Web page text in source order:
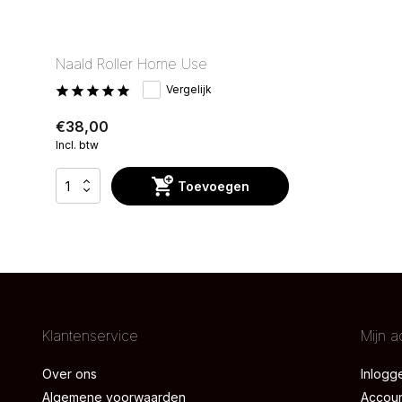
Naald Roller Home Use
Vergelijk
€38,00
Incl. btw
Toevoegen
Klantenservice
Over ons
Algemene voorwaarden
Mijn